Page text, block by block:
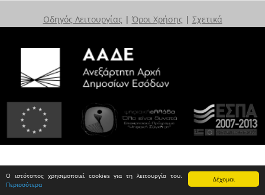
Δέχομαι
Ο ιστότοπος χρησιμοποιεί cookies για τη λειτουργία του.
Περισσότερα
Οδηγός Λειτουργίας | Όροι Χρήσης | Σχετικά